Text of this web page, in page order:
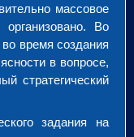
массовое
Во
время создания
в вопросе,
стратегический
задания на